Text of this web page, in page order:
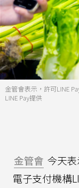
金管會表示，許可LINE
LINE Pay提供 ​
金管會 今天
電子支付機構